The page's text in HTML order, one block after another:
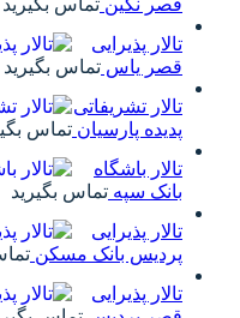
قصر نگین تماس بگیرید
تالار پذیرایی
قصر یاس تماس بگیرید
تالار تشریفاتی
پدیده پارسیان تماس
تالار باشگاه
بانک سپه تماس بگیرید
تالار پذیرایی
پردیس بانک مسکن
تالار پذیرایی